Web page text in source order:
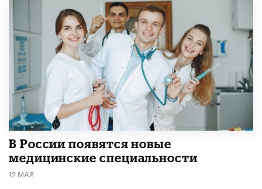
В России появятся новые
медицинские специальности
12 МАЯ